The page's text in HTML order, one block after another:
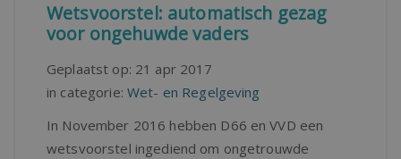
Wetsvoorstel: automatisch gezag
voor ongehuwde vaders
Geplaatst op: 21 apr 2017
in categorie: Wet- en Regelgeving
In November 2016 hebben D66 en VVD een
wetsvoorstel ingediend om ongetrouwde